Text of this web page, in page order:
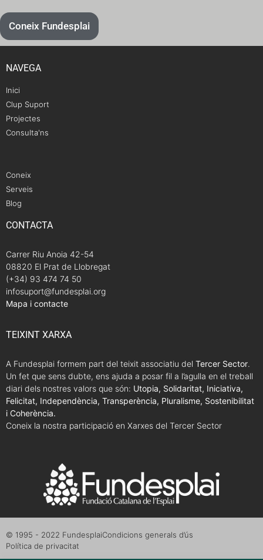
Coneix Fundesplai
NAVEGA
Inici
Clup Suport
Projectes
Consulta'ns
Coneix
Serveis
Blog
CONTACTA
Carrer Riu Anoia 42-54
08820 El Prat de Llobregat
(+34) 93 474 74 50
infosuport@fundesplai.org
Mapa i contacte
TEIXINT XARXA
A Fundesplai formem part del teixit associatiu del Tercer Sector.
Un fet que sens dubte, ens ajuda a posar fil a l’agulla en el treball
diari dels nostres valors que són: Utopia, Solidaritat, Iniciativa,
Felicitat, Independència, Transperència, Pluralisme, Sostenibilitat
i Coherència.
Coneix la nostra participació en Xarxes del Tercer Sector
© 1995 - 2022 FundesplaiCondicions generals d’ús
Política de privacitat